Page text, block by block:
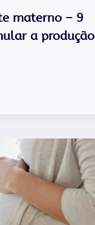
materno – 9
a produção